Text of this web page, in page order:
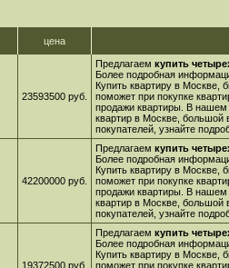
цена
23593500 руб.
Предлагаем купить
Более подробная
Купить квартиру в Москве,
поможет при покупке
продажи квартиры. В нашем
квартир в Москве, большой
покупателей, узнайте
42200000 руб.
Предлагаем купить
Более подробная
Купить квартиру в Москве,
поможет при покупке
продажи квартиры. В нашем
квартир в Москве, большой
покупателей, узнайте
19372500 руб.
Предлагаем купить
Более подробная
Купить квартиру в Москве,
поможет при покупке